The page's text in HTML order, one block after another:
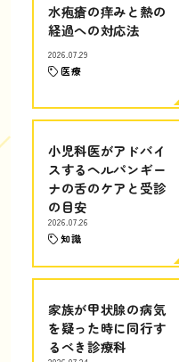
水疱瘡の痒みと熱の
経過への対応法
2026.07.29
医療
小児科医がアドバイ
スするヘルパンギー
ナの舌のケアと受診
の目安
2026.07.26
知識
家族が甲状腺の病気
を疑った時に同行す
るべき診療科